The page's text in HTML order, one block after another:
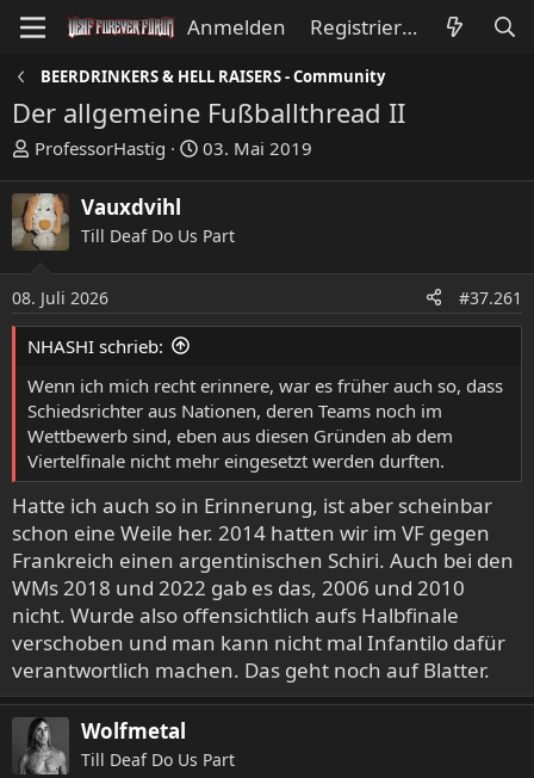
Anmelden Registrieren
BEERDRINKERS & HELL RAISERS - Community
Der allgemeine Fußballthread II
E
s
t
e
l
e
r
ProfessorHastig
E
e
l
t
03. Mai 2019
Vauxdvihl
Till Deaf Do Us Part
08. Juli 2026 #37.261
NHASHI schrieb:
Wenn ich mich recht erinnere, war es früher auch so, dass
Schiedsrichter aus Nationen, deren Teams noch im
Wettbewerb sind, eben aus diesen Gründen ab dem
Viertelfinale nicht mehr eingesetzt werden durften.
Hatte ich auch so in Erinnerung, ist aber scheinbar
schon eine Weile her. 2014 hatten wir im VF gegen
Frankreich einen argentinischen Schiri. Auch bei den
WMs 2018 und 2022 gab es das, 2006 und 2010
nicht. Wurde also offensichtlich aufs Halbfinale
verschoben und man kann nicht mal Infantilo dafür
verantwortlich machen. Das geht noch auf Blatter.
Wolfmetal
Till Deaf Do Us Part